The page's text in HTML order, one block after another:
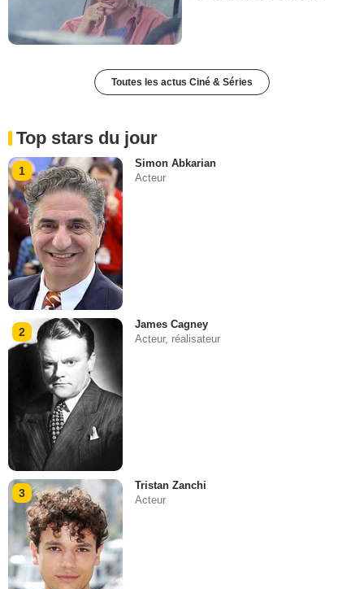
Toutes les actus Ciné & Séries
Top stars du jour
1
Simon Abkarian
Acteur
2
James Cagney
Acteur, réalisateur
3
Tristan Zanchi
Acteur